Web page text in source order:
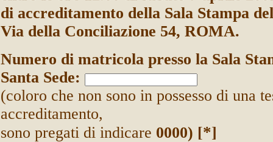
di accreditamento della Sala Stampa
Via della Conciliazione 54, ROMA.
Numero di matricola presso la Sala
Santa Sede:
(coloro che non sono in possesso di una
accreditamento,
sono pregati di indicare 0000) [*]